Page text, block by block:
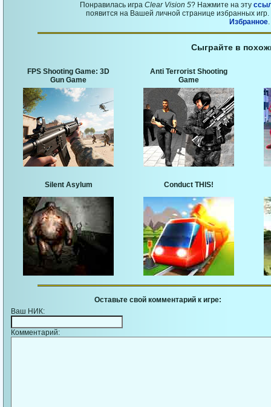
Понравилась игра Clear Vision 5? Нажмите на эту
появится на Вашей личной странице избранных
Избранное.
Сыграйте в
FPS Shooting Game: 3D
Gun Game
Anti Terrorist Shooting
Game
Silent Asylum Conduct THIS!
Оставьте свой комментарий к игре:
Ваш НИК:
Комментарий: